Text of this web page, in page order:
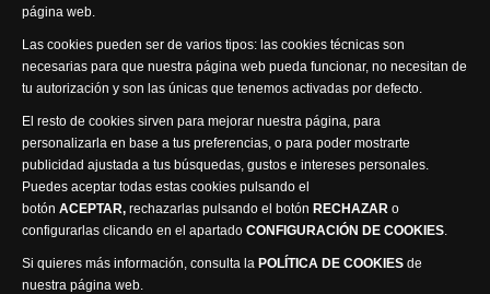
página web.
Las cookies pueden ser de varios tipos: las cookies técnicas son
necesarias para que nuestra página web pueda funcionar, no necesitan de
tu autorización y son las únicas que tenemos activadas por defecto.
El resto de cookies sirven para mejorar nuestra página, para
personalizarla en base a tus preferencias, o para poder mostrarte
publicidad ajustada a tus búsquedas, gustos e intereses personales.
Puedes aceptar todas estas cookies pulsando el
botón ACEPTAR, rechazarlas pulsando el botón RECHAZAR o
configurarlas clicando en el apartado CONFIGURACIÓN DE COOKIES.
Si quieres más información, consulta la POLÍTICA DE COOKIES de
nuestra página web.
Política de privacidad
Política de cookies
Accesibilidad
Compromiso con la protección de datos personales